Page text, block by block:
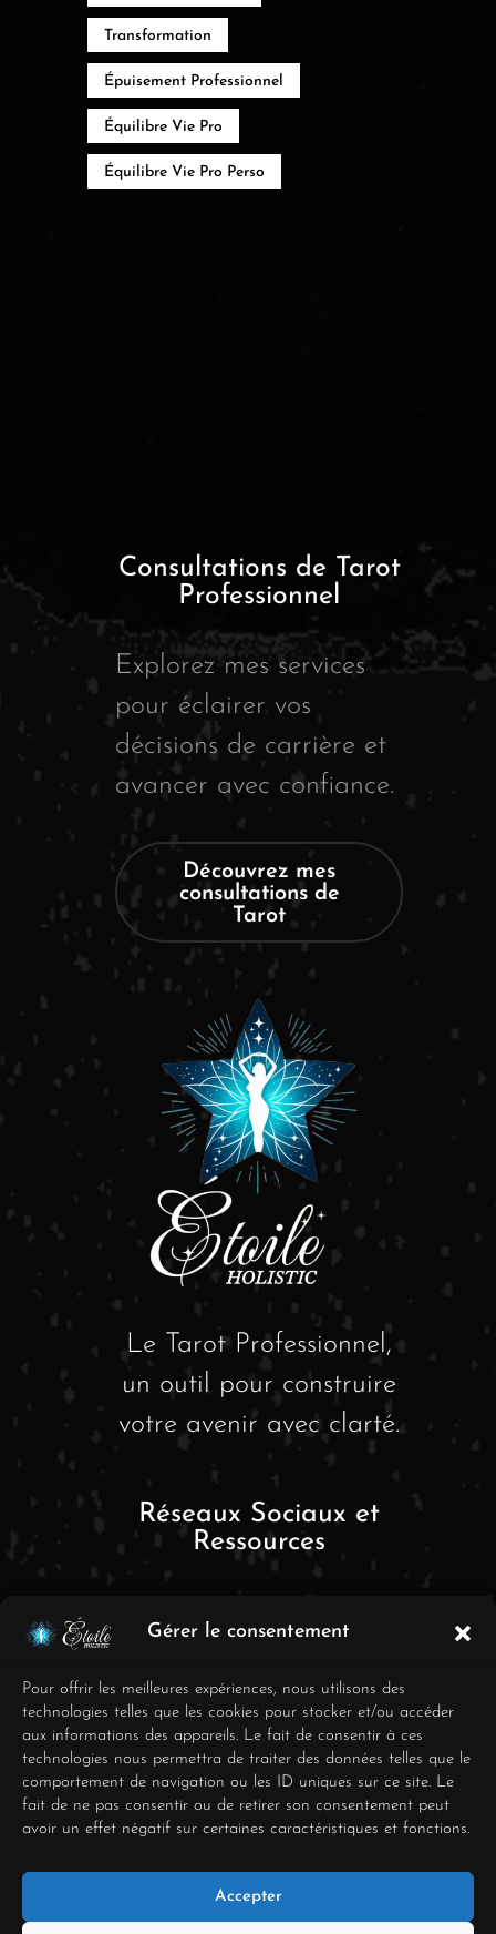
Gérer le consentement
Pour offrir les meilleures expériences, nous utilisons des
technologies telles que les cookies pour stocker et/ou accéder
aux informations des appareils. Le fait de consentir à ces
technologies nous permettra de traiter des données telles que le
comportement de navigation ou les ID uniques sur ce site. Le
fait de ne pas consentir ou de retirer son consentement peut
avoir un effet négatif sur certaines caractéristiques et fonctions.
Accepter
Transformation
Épuisement Professionnel
Équilibre Vie Pro
Équilibre Vie Pro Perso
Consultations de Tarot
Professionnel
Explorez mes services
pour éclairer vos
décisions de carrière et
avancer avec confiance.
Découvrez mes
consultations de
Tarot
Le Tarot Professionnel,
un outil pour construire
votre avenir avec clarté.
Réseaux Sociaux et
Ressources
FAQ
Mentions Légales
Conditions générales de
vente
Déclaration de